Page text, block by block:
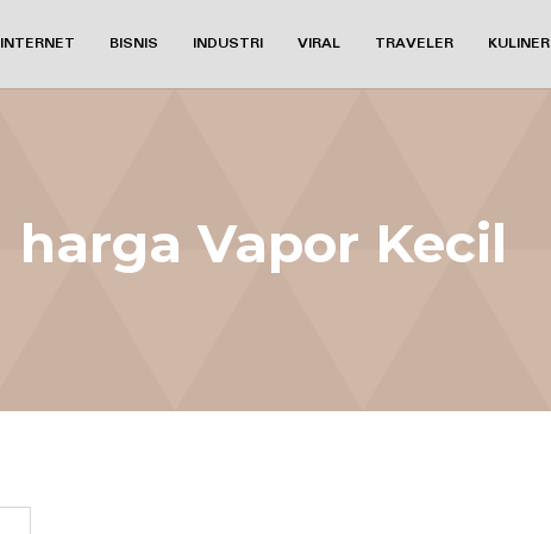
INTERNET BISNIS INDUSTRI VIRAL TRAVELER KULINER
harga Vapor Kecil